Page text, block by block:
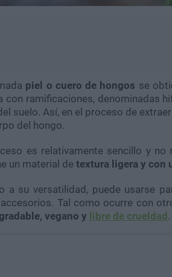
piel o cuero de hongos se
con ramificaciones, denominadas
suelo. Así, en el proceso de
del hongo.
es relativamente sencillo y
un material de textura ligera y con
a su versatilidad, puede usarse
accesorios. Tal como ocurre con
vegano y libre de crueldad .